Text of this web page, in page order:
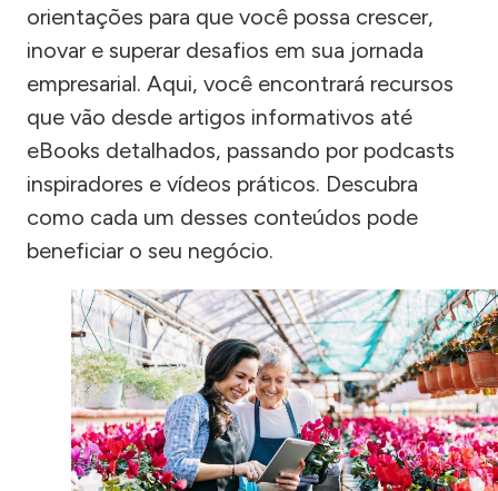
orientações para que você possa crescer,
inovar e superar desafios em sua jornada
empresarial. Aqui, você encontrará recursos
que vão desde artigos informativos até
eBooks detalhados, passando por podcasts
inspiradores e vídeos práticos. Descubra
como cada um desses conteúdos pode
beneficiar o seu negócio.